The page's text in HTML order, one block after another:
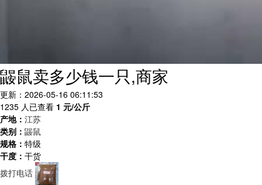
鼹鼠卖多少钱一只,商家
更新：2026-05-16 06:11:53
1235 人已查看 1 元/公斤
产地： 江苏
类别： 鼹鼠
规格： 特级
干度： 干货
拨打电话